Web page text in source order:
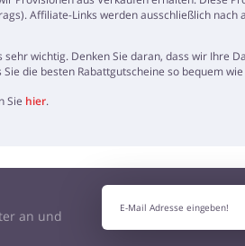
Affiliate-Links werden ausschließlich
wichtig. Denken Sie daran, dass wir Ihre
die besten Rabattgutscheine so bequem
Sie hier.
an und